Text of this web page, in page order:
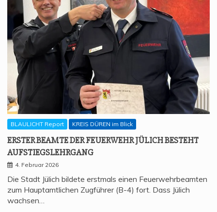
BLAULICHT Report KREIS DÜREN im Blick
ERS­TER BEAM­TE DER FEU­ER­WEHR JÜLICH BESTEHT
AUFSTIEGSLEHRGANG
4. Februar 2026
Die Stadt Jülich bildete erstmals einen Feuerwehrbeamten
zum Hauptamtlichen Zugführer (B-4) fort. Dass Jülich
wachsen…